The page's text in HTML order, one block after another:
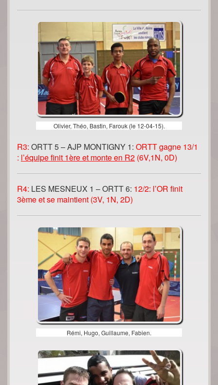
Olivier, Théo, Bastin, Farouk (le 12-04-15).
R3: ORTT 5 – AJP MONTIGNY 1: ORTT gagne 13/1
: l’équipe finit 1ère et monte en R2 (6V,1N, 0D)
R4: LES MESNEUX 1 –ORTT 6: 12/2: l’OR finit
3ème et se maintient (3V, 1N, 2D)
Rémi, Hugo, Guillaume, Fabien.